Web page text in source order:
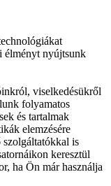
élményt nyújtsunk
viselkedésükről
folyamatos
és tartalmak
elemzésére
is
keresztül
ha Ön már használja